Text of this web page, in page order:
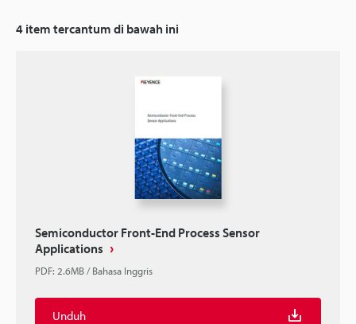
4 item tercantum di bawah ini
Semiconductor Front-End Process Sensor
Applications
PDF: 2.6MB/Bahasa Inggris
Unduh